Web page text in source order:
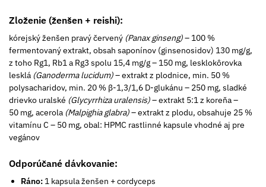
Zloženie (ženšen + reishi):
kórejský ženšen pravý červený (Panax ginseng)– 100 %
fermentovaný extrakt, obsah saponínov (ginsenosidov) 130­ mg/g,
z toho Rg1, Rb1 a Rg3 spolu 15,4 mg/g – 150 mg, lesklokôrovka
lesklá (Ganoderma lucidum)– extrakt z plodnice, min. 50 %
polysacharidov, min. 20 % β-1,3/1,6 D-glukánu – 250 mg, sladké
drievko uralské (Glycyrrhiza uralensis)– extrakt 5:1 z koreňa –
50 mg, acerola (Malpighia glabra)– extrakt z plodu, obsahuje 25 %
vitamínu C – 50 mg, obal: HPMC rastlinné kapsule vhodné aj pre
vegánov
Odporúčané dávkovanie:
Ráno: 1 kapsula ženšen + cordyceps